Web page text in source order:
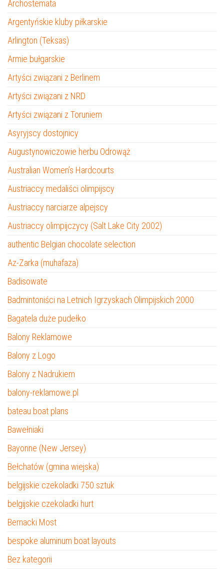
Archostemata
Argentyńskie kluby piłkarskie
Arlington (Teksas)
Armie bułgarskie
Artyści związani z Berlinem
Artyści związani z NRD
Artyści związani z Toruniem
Asyryjscy dostojnicy
Augustynowiczowie herbu Odrowąż
Australian Women’s Hardcourts
Austriaccy medaliści olimpijscy
Austriaccy narciarze alpejscy
Austriaccy olimpijczycy (Salt Lake City 2002)
authentic Belgian chocolate selection
Az-Zarka (muhafaza)
Badisowate
Badmintoniści na Letnich Igrzyskach Olimpijskich 2000
Bagatela duże pudełko
Balony Reklamowe
Balony z Logo
Balony z Nadrukiem
balony-reklamowe.pl
bateau boat plans
Bawełniaki
Bayonne (New Jersey)
Bełchatów (gmina wiejska)
belgijskie czekoladki 750 sztuk
belgijskie czekoladki hurt
Bernacki Most
bespoke aluminum boat layouts
Bez kategorii